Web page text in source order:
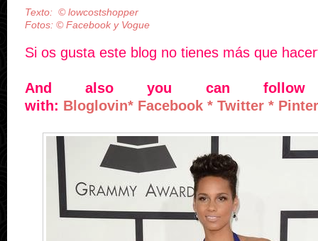
Texto: ©lowcostshopper
Fotos: © Facebook y Vogue
Si os gusta este blog no tienes más que
And also you can
with: Bloglovin* Facebook * Twitter *